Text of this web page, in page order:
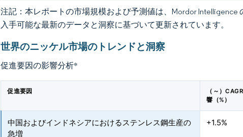
注記：本レポートの市場規模および予測値は、Mordor
入手可能な最新のデータと洞察に基づいて更新されています。
世界のニッケル市場のトレンドと洞察
促進要因の影響分析*
促進要因
（～）
響（%）
中国およびインドネシアにおけるステンレス鋼生産の
急増
+1.5%